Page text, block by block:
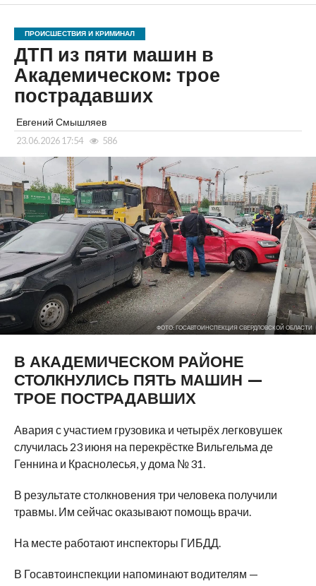
ПРОИСШЕСТВИЯ И КРИМИНАЛ
ДТП из пяти машин в
Академическом: трое
пострадавших
Евгений Смышляев
23.06.2026 17:54 586
ФОТО: ГОСАВТОИНСПЕКЦИЯ СВЕРДЛОВСКОЙ ОБЛАСТИ
В АКАДЕМИЧЕСКОМ РАЙОНЕ
СТОЛКНУЛИСЬ ПЯТЬ МАШИН —
ТРОЕ ПОСТРАДАВШИХ
Авария с участием грузовика и четырёх легковушек
случилась 23 июня на перекрёстке Вильгельма де
Геннина и Краснолесья, у дома № 31.
В результате столкновения три человека получили
травмы. Им сейчас оказывают помощь врачи.
На месте работают инспекторы ГИБДД.
В Госавтоинспекции напоминают водителям —